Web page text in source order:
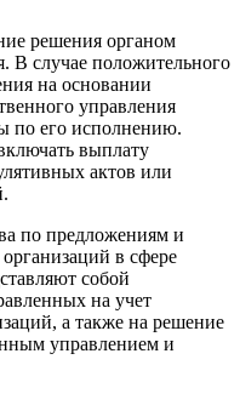
решения органом
В случае положительного
на основании
управления
по его исполнению.
выплату
актов или
по предложениям и
в сфере
собой
на учет
а также на решение
управлением и